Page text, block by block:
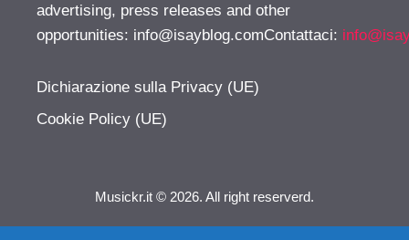
advertising, press releases and other
opportunities: info@isayblog.comContattaci:
Dichiarazione sulla Privacy (UE)
Cookie Policy (UE)
Musickr.it © 2026. All right reserverd.